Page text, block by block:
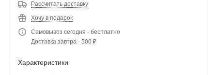
Рассчитать доставку
Хочу в подарок
Самовывоз сегодня - бесплатно
Доставка завтра - 500 ₽
Характеристики